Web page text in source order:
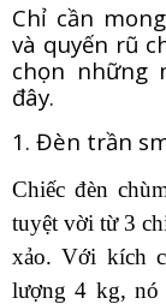
Chỉ cần
và quyến rũ
chọn những
đây.
1. Đèn trần
Chiếc đèn
tuyệt vời từ 3
xảo. Với kích
lượng 4 kg, nó